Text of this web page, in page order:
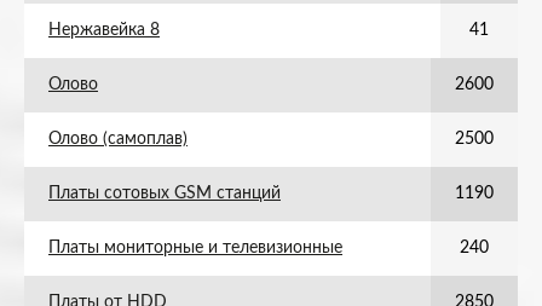
Нержавейка 8 41
Олово 2600
Олово (самоплав) 2500
Платы сотовых GSM станций 1190
Платы мониторные и телевизионные 240
Платы от HDD 2850